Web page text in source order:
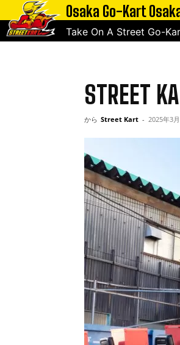
Osaka Go-Kart
Take On A Street Go-
ホーム STREET KART
STREET
から Street Kart - 2025年3